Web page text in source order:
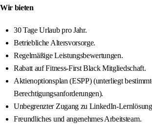
Wir bieten
30 Tage Urlaub pro Jahr.
Betriebliche Altersvorsorge.
Regelmäßige Leistungsbewertungen.
Rabatt auf Fitness-First Black Mitgliedschaft.
Aktienoptionsplan (ESPP) (unterliegt
Berechtigungsanforderungen).
Unbegrenzter Zugang zu LinkedIn-
Freundliches und angenehmes Arbeitsteam.